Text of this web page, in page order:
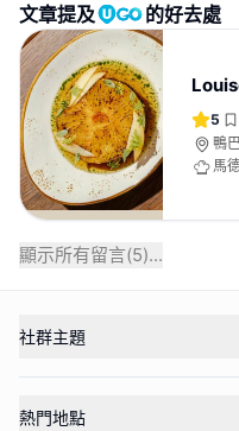
文章提及 的好去處
5
鴨
馬
顯示所有留言(5)...
社群主題
熱門地點